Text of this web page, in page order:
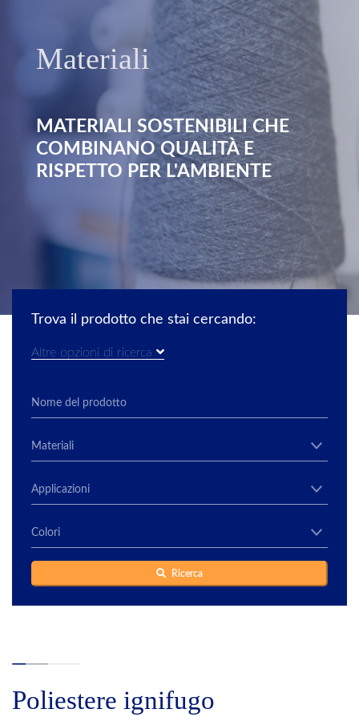
Materiali
MATERIALI SOSTENIBILI CHE
COMBINANO QUALITÀ E
RISPETTO PER L'AMBIENTE
Trova il prodotto che stai cercando:
Altre opzioni di ricerca
Ricerca
Poliestere ignifugo